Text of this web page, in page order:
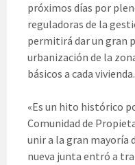
próximos días por
reguladoras de la
permitirá dar un gran
urbanización de la
básicos a cada vivienda.
«Es un hito histórico
Comunidad de
unir a la gran mayoría
nueva junta entró a